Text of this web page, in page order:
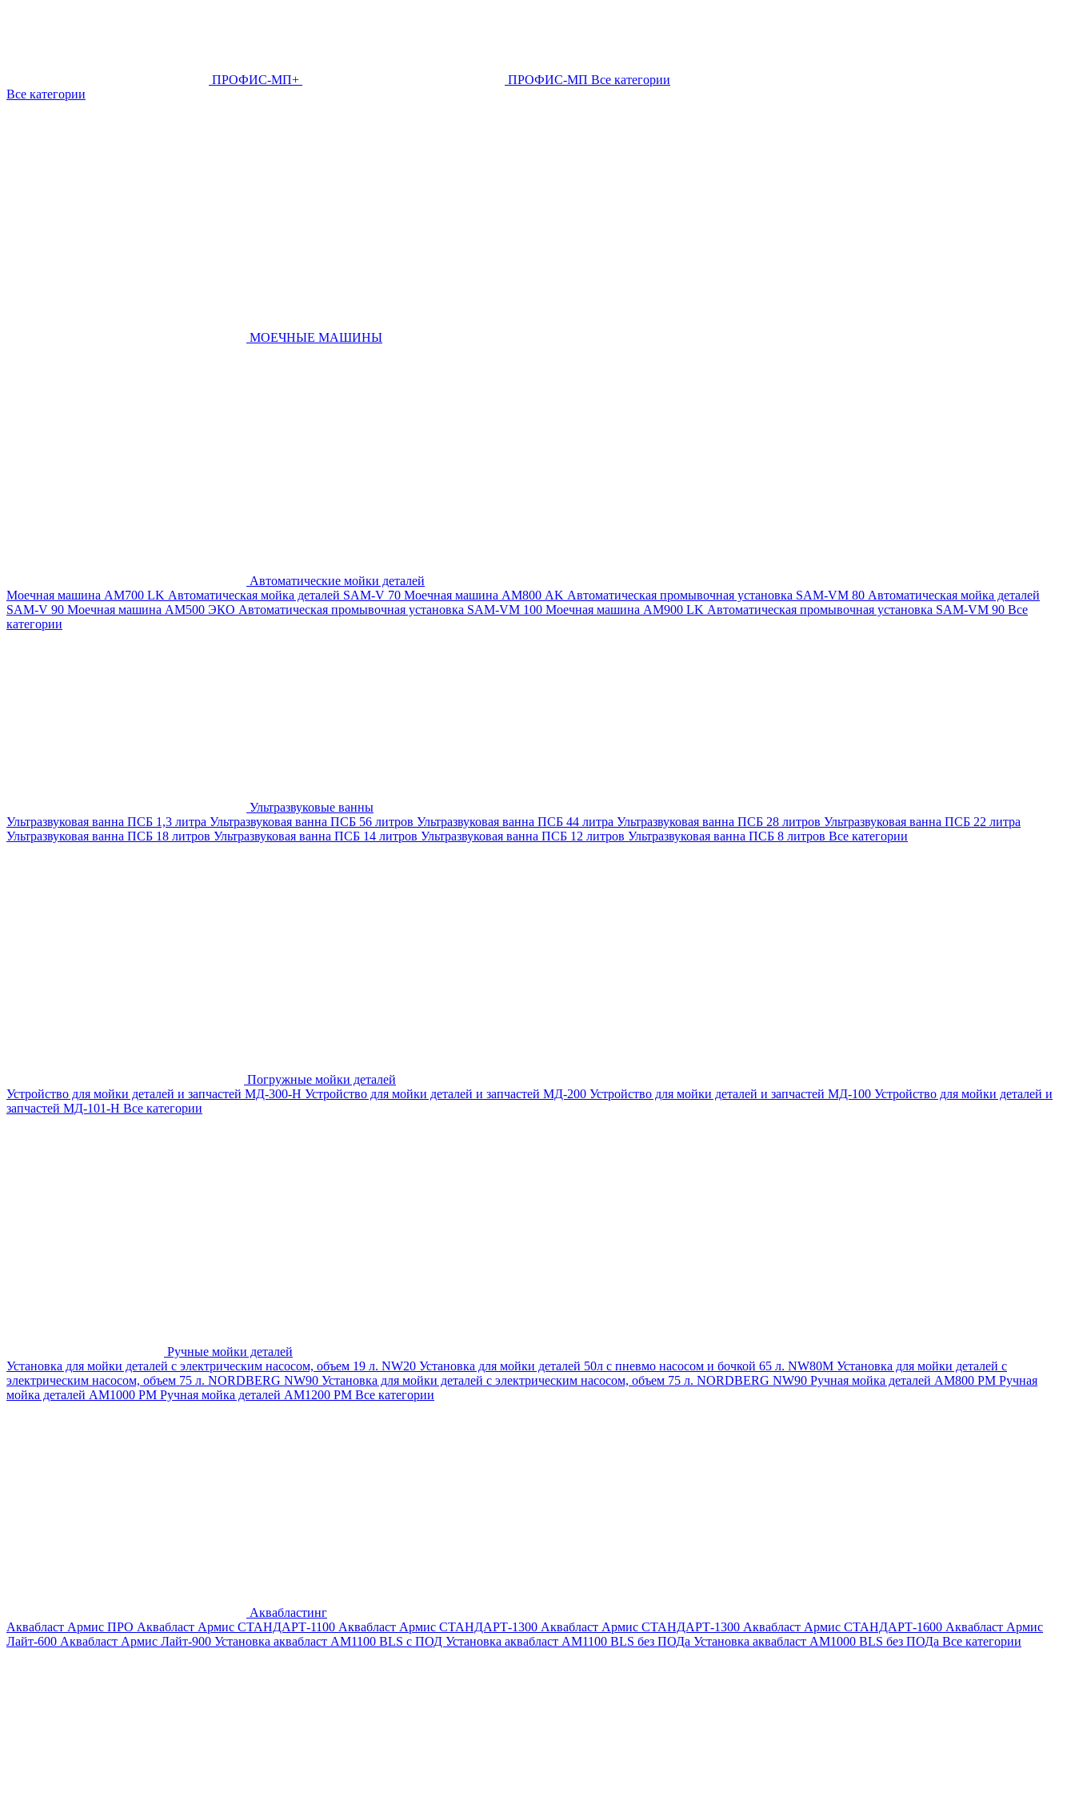
ПРОФИС-МП+ ПРОФИС-МП Все категории
Все категории
МОЕЧНЫЕ МАШИНЫ
Автоматические мойки деталей
Моечная машина AM700 LK Автоматическая мойка деталей SAM-V 70 Моечная машина АМ800 AK Автоматическая промывочная установка SAM-VM 80 Автоматическая мойка деталей
SAM-V 90 Моечная машина АМ500 ЭКО Автоматическая промывочная установка SAM-VM 100 Моечная машина AM900 LK Автоматическая промывочная установка SAM-VM 90 Все
категории
Ультразвуковые ванны
Ультразвуковая ванна ПСБ 1,3 литра Ультразвуковая ванна ПСБ 56 литров Ультразвуковая ванна ПСБ 44 литра Ультразвуковая ванна ПСБ 28 литров Ультразвуковая ванна ПСБ 22 литра
Ультразвуковая ванна ПСБ 18 литров Ультразвуковая ванна ПСБ 14 литров Ультразвуковая ванна ПСБ 12 литров Ультразвуковая ванна ПСБ 8 литров Все категории
Погружные мойки деталей
Устройство для мойки деталей и запчастей МД-300-H Устройство для мойки деталей и запчастей МД-200 Устройство для мойки деталей и запчастей МД-100 Устройство для мойки деталей и
запчастей МД-101-Н Все категории
Ручные мойки деталей
Установка для мойки деталей с электрическим насосом, объем 19 л. NW20 Установка для мойки деталей 50л с пневмо насосом и бочкой 65 л. NW80M Установка для мойки деталей с
электрическим насосом, объем 75 л. NORDBERG NW90 Установка для мойки деталей с электрическим насосом, объем 75 л. NORDBERG NW90 Ручная мойка деталей АМ800 РМ Ручная
мойка деталей АМ1000 РМ Ручная мойка деталей АМ1200 РМ Все категории
Аквабластинг
Аквабласт Армис ПРО Аквабласт Армис СТАНДАРТ-1100 Аквабласт Армис СТАНДАРТ-1300 Аквабласт Армис СТАНДАРТ-1300 Аквабласт Армис СТАНДАРТ-1600 Аквабласт Армис
Лайт-600 Аквабласт Армис Лайт-900 Установка аквабласт AM1100 BLS с ПОД Установка аквабласт AM1100 BLS без ПОДа Установка аквабласт AM1000 BLS без ПОДа Все категории